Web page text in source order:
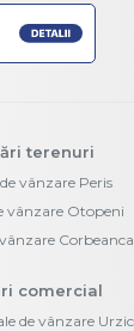
terenuri
vânzare Peris
vânzare Otopeni
Corbeanca
comercial
de vânzare